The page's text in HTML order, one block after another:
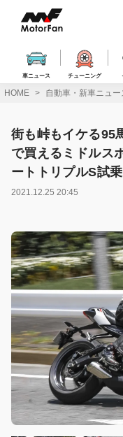
ス
車ニュース チューニング
HOME 自動車・新車ニュー
街も峠もイケる95
で買えるミドルス
ートトリプルS試乗
2021.12.25 20:45